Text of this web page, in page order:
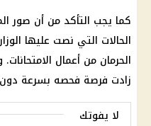
كما يجب التأكد من أن صور
الحالات التي نصت عليها
الحرمان من أعمال
زادت فرصة فحصه بسرعة
لا يفوتك